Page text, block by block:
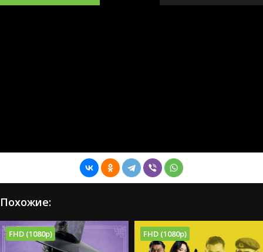
Похожие:
FHD (1080p) FHD (1080p)